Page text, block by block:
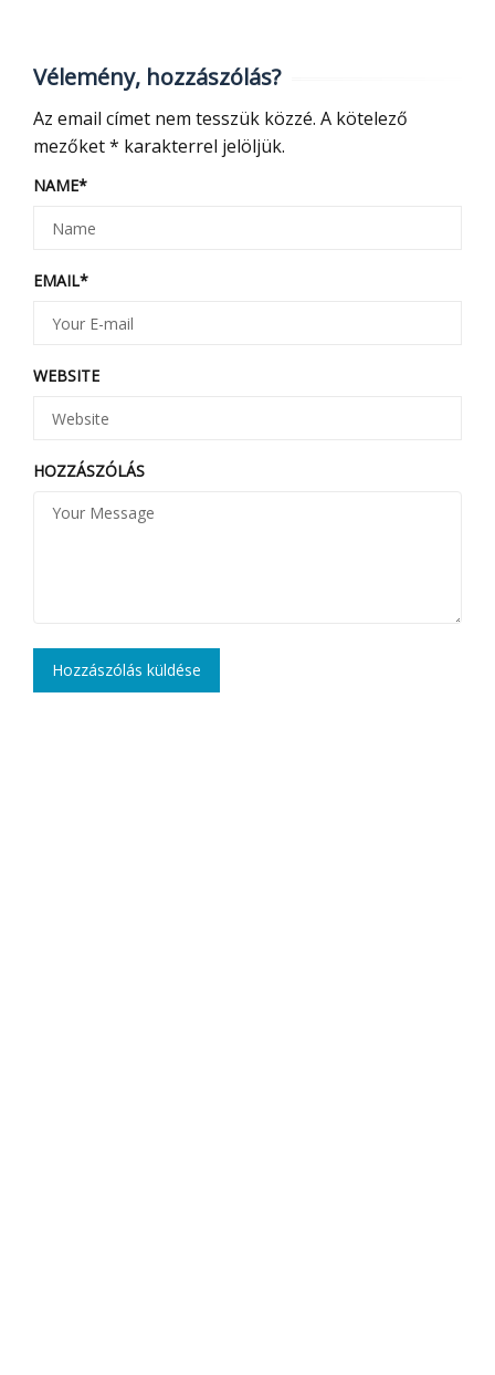
Vélemény, hozzászólás?
Az email címet nem tesszük közzé. A kötelező
mezőket* karakterrel jelöljük.
NAME*
EMAIL*
WEBSITE
HOZZÁSZÓLÁS